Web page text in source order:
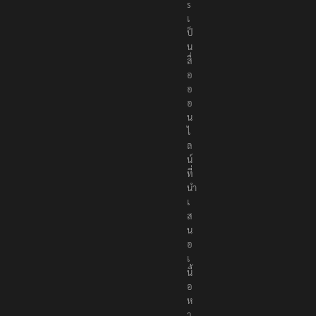
e
r
s
เ
ป็
น
สื่
อ
อ
อ
น
ไ
ล
น์
ที่
นำ
เ
ส
น
อ
เ
นื้